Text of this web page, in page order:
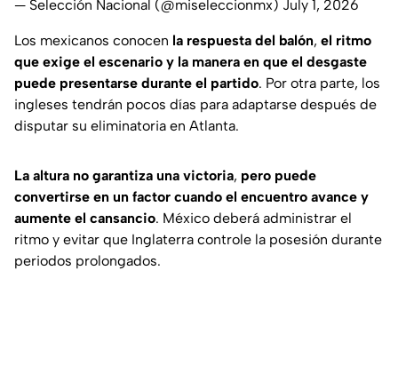
— Selección Nacional (@miseleccionmx) July 1, 2026
Los mexicanos conocen la respuesta del balón, el ritmo
que exige el escenario y la manera en que el desgaste
puede presentarse durante el partido. Por otra parte, los
ingleses tendrán pocos días para adaptarse después de
disputar su eliminatoria en Atlanta.
La altura no garantiza una victoria, pero puede
convertirse en un factor cuando el encuentro avance y
aumente el cansancio. México deberá administrar el
ritmo y evitar que Inglaterra controle la posesión durante
periodos prolongados.